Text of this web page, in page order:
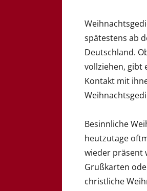
spätestens ab
Deutschland.
vollziehen, gibt
Kontakt mit
Besinnliche
heutzutage
wieder präsent
Grußkarten
christliche